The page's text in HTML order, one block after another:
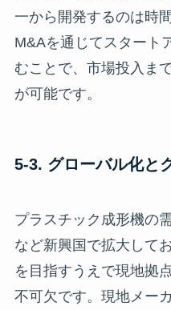
一から開発するのは時
M&Aを通じてスタート
むことで、市場投入ま
が可能です。
5-3. グローバル化と
プラスチック成形機の
など新興国で拡大して
を目指すうえで現地拠
不可欠です。現地メー